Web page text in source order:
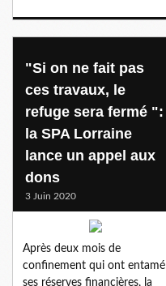
"Si on ne fait pas
ces travaux, le
refuge sera fermé ":
la SPA Lorraine
lance un appel aux
dons
3 Juin 2020
Après deux mois de
confinement qui ont entamé
ses réserves financières, la